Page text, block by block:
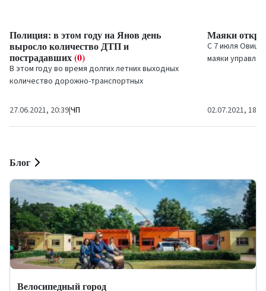
Полиция: в этом году на Янов день
выросло количество ДТП и
пострадавших(0)
В этом году во время долгих летних выходных
количество дорожно-транспортных
сравнению с прошлым...
27.06.2021, 20:39|ЧП
Маяки
С 7 июля
маяки
02.07.2021, 18:37
Блог
Велосипедный город